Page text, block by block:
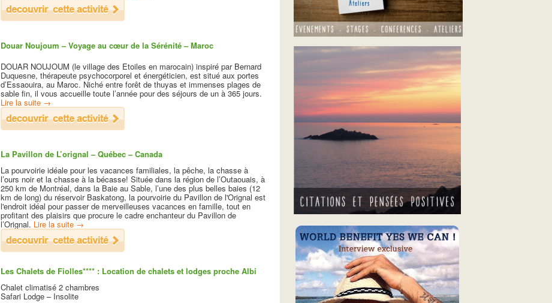
Douar Noujoum – Voyage au cœur de la Sérénité – Maroc
DOUAR NOUJOUM (le village des Etoiles en marocain) inspiré par Bernard
Duquesne, thérapeute psychocorporel et énergéticien, est situé aux portes
d’Essaouira, au Maroc. Niché entre forêt de thuyas et immenses plages de
sable fin, il vous accueille toute l’année pour des séjours de un à 365 jours.
Lire la suite →
La Pavillon de L’orignal – Québec – Canada
La pourvoirie idéale pour les vacances familiales, la pêche, la chasse à
l’ours noir et la chasse à la bécasse! Située dans la région de l’Outaouais, à
250 km de Montréal, dans la Baie au Sable, l’une des plus belles baies (12
km de long) du réservoir Baskatong, la pourvoirie du Pavillon de l'Orignal est
l'endroit idéal pour passer de merveilleuses vacances en famille, tout en
profitant des plaisirs que procure le cadre enchanteur du Pavillon de
l’Orignal. Lire la suite→
Les Chalets de Fiolles**** : Location de chalets et lodges proche Albi
Chalet climatisé 2 chambres
Safari Lodge – Insolite